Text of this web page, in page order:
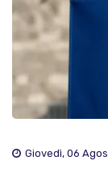
Giovedì, 06